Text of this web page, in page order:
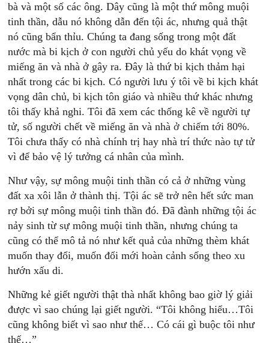
bà và một số các ông. Dây cũng là một thứ mông muội
tinh thần, dẫu nó không dẫn đến tội ác, nhưng quả thật
nó cũng bẩn thỉu. Chúng ta đang sống trong một đất
nước mà bi kịch ở con người chủ yếu do khát vọng về
miếng ăn và nhà ở gây ra. Đây là thứ bi kịch thảm hại
nhất trong các bi kịch. Có người lưu ý tôi về bi kịch khát
vọng dân chủ, bi kịch tôn giáo và nhiều thứ khác nhưng
tôi thấy khả nghi. Tôi đã xem các thống kê về người tự
tử, số người chết về miếng ăn và nhà ở chiếm tới 80%.
Tôi chưa thấy có nhà chính trị hay nhà trí thức nào tự tử
vì để bảo vệ lý tưởng cá nhân của mình.
Như vậy, sự mông muội tinh thần có cả ở những vùng
đất xa xôi lẫn ở thành thị. Tội ác sẽ trở nên hết sức man
rợ bởi sự mông muội tinh thần đó. Đã đành những tội ác
nảy sinh từ sự mông muội tinh thần, nhưng chúng ta
cũng có thể mô tả nó như kết quả của những thèm khát
muốn thay đổi, muốn đổi mới hoàn cảnh sống theo xu
hướn xấu di.
Những kẻ giết người thật thà nhất không bao giờ lý giải
được vì sao chúng lại giết người. “Tôi không hiểu…Tôi
cũng không biết vì sao như thế… Có cái gì buộc tôi như
thế…”